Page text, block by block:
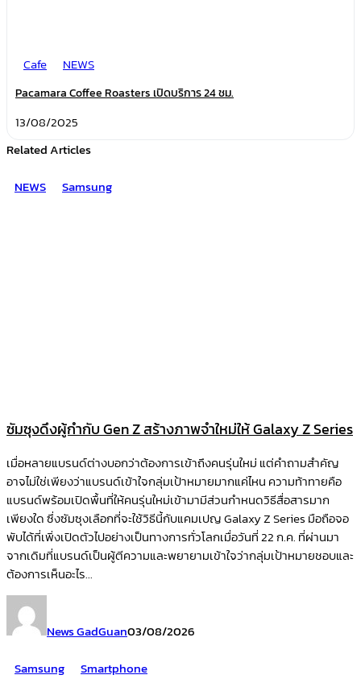
Cafe NEWS
Pacamara Coffee Roasters เปิดบริการ 24 ชม.
13/08/2025
Related Articles
NEWS
Samsung
ซัมซุงดึงผู้กำกับ Gen Z สร้างภาพจำใหม่ให้ Galaxy Z Series
เมื่อหลายแบรนด์ต่างบอกว่าต้องการเข้าถึงคนรุ่นใหม่ แต่คำถามสำคัญ
อาจไม่ใช่เพียงว่าแบรนด์เข้าใจกลุ่มเป้าหมายมากแค่ไหน ความท้าทายคือ
แบรนด์พร้อมเปิดพื้นที่ให้คนรุ่นใหม่เข้ามามีส่วนกำหนดวิธีสื่อสารมาก
เพียงใด ซึ่งซัมซุงเลือกที่จะใช้วิธีนี้กับแคมเปญ Galaxy Z Series มือถือจอ
พับได้ที่เพิ่งเปิดตัวไปอย่างเป็นทางการทั่วโลกเมื่อวันที่ 22 ก.ค. ที่ผ่านมา
จากเดิมที่แบรนด์เป็นผู้ตีความและพยายามเข้าใจว่ากลุ่มเป้าหมายชอบและ
ต้องการเห็นอะไร...
News GadGuan03/08/2026
Samsung
Smartphone